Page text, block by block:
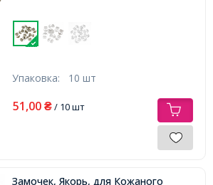
Упаковка: 10 шт
51,00 ₴/ 10 шт
Замочек, Якорь, для Кожаного